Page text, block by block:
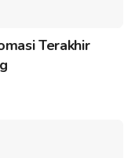
Terakhir